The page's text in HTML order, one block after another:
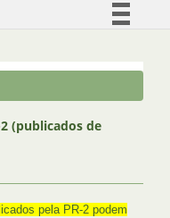
Comunica BR
Acesso à informação
(publicados de
pela PR-2 podem